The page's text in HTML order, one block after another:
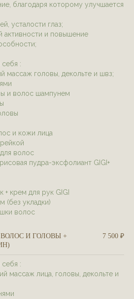
благодаря которому улучшается
усталости глаз;
активности и повышение
:
массаж головы, декольте и швз;
и волос шампунем
и кожи лица
волос
пудра-эксфолиант GIGI+
+ крем для рук GIGI
(без укладки)
волос
И ГОЛОВЫ +
7 500 ₽
:
массаж лица, головы, декольте и